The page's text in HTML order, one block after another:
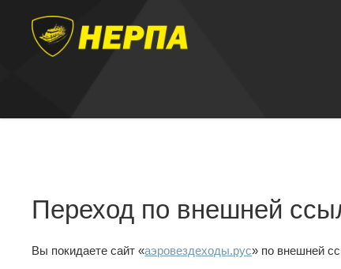
Переход по внешней
Вы покидаете сайт «аэровездеходы.рус» по внешней